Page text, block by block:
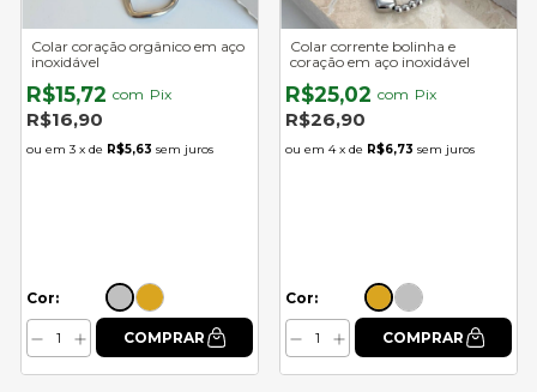
Colar coração orgânico em aço
inoxidável
R$15,72 com Pix
R$16,90
3 x de R$5,63 sem juros
Cor:
Colar corrente bolinha e
coração em aço inoxidável
R$25,02 com Pix
R$26,90
4 x de R$6,73 sem juros
Cor: